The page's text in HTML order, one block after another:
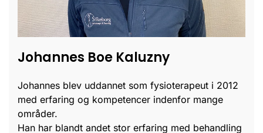
Johannes Boe Kaluzny
Johannes blev uddannet som fysioterapeut i 2012
med erfaring og kompetencer indenfor mange
områder.
Han har blandt andet stor erfaring med behandling